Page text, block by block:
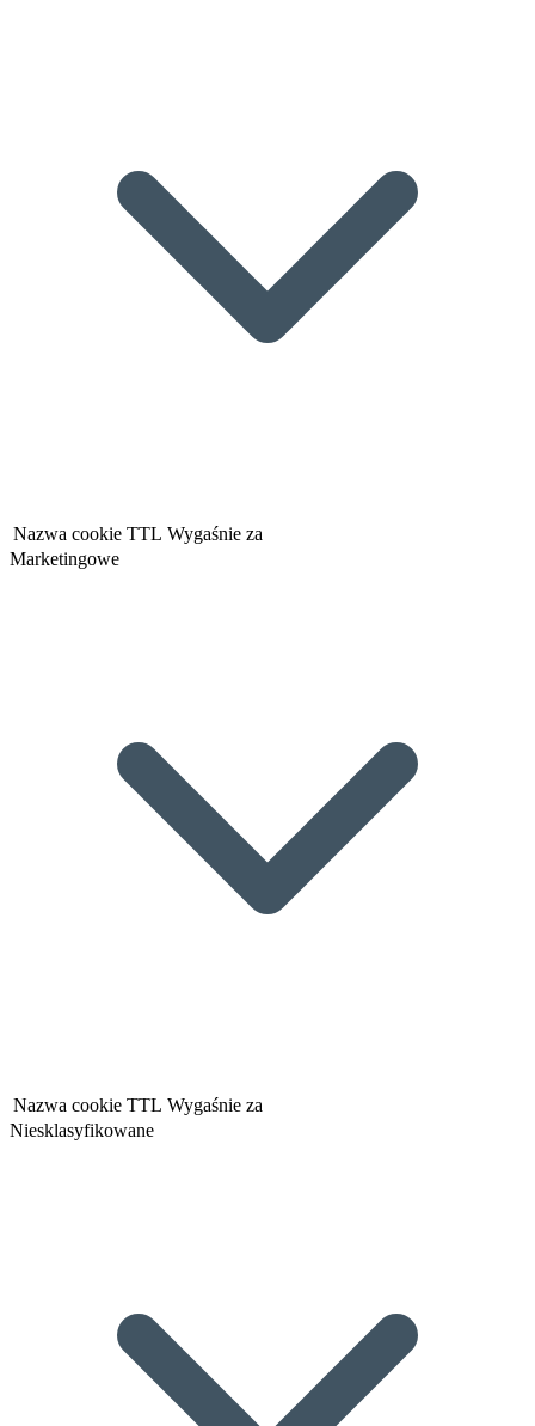
Nazwa cookie TTL Wygaśnie za
Marketingowe
Nazwa cookie TTL Wygaśnie za
Niesklasyfikowane